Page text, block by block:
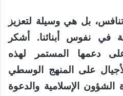
بل هي وسيلة لتعزيز
في نفوس أبنائنا. أشكر
دعمها المستمر لهذه
على المنهج الوسطي
الشؤون الإسلامية والدعوة